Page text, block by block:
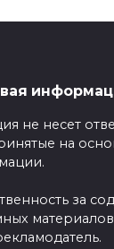
не несет
на
за